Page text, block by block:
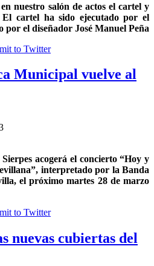
nuestro salón de actos el cartel y
El cartel ha sido ejecutado por el
por el diseñador José Manuel Peña
Municipal vuelve al
acogerá el concierto “Hoy y
interpretado por la Banda
el próximo martes 28 de marzo
nuevas cubiertas del